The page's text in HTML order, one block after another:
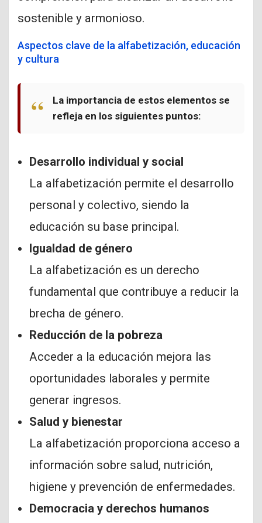
sostenible y armonioso.
Aspectos clave de la alfabetización, educación
y cultura
La importancia de estos elementos se
refleja en los siguientes puntos:
Desarrollo individual y social
La alfabetización permite el desarrollo
personal y colectivo, siendo la
educación su base principal.
Igualdad de género
La alfabetización es un derecho
fundamental que contribuye a reducir la
brecha de género.
Reducción de la pobreza
Acceder a la educación mejora las
oportunidades laborales y permite
generar ingresos.
Salud y bienestar
La alfabetización proporciona acceso a
información sobre salud, nutrición,
higiene y prevención de enfermedades.
Democracia y derechos humanos